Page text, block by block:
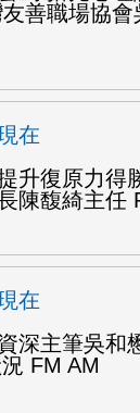
善職場協
在
升復原力得
陳馥綺主任
在
深主筆吳和
FM AM